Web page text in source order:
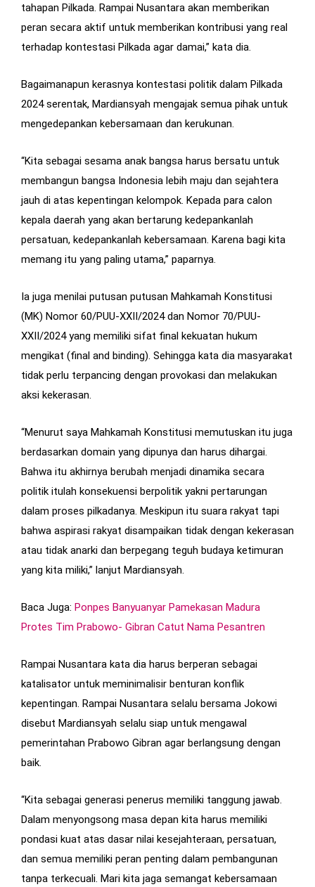
tahapan Pilkada. Rampai Nusantara akan memberikan
peran secara aktif untuk memberikan kontribusi yang real
terhadap kontestasi Pilkada agar damai,” kata dia.
Bagaimanapun kerasnya kontestasi politik dalam Pilkada
2024 serentak, Mardiansyah mengajak semua pihak untuk
mengedepankan kebersamaan dan kerukunan.
“Kita sebagai sesama anak bangsa harus bersatu untuk
membangun bangsa Indonesia lebih maju dan sejahtera
jauh di atas kepentingan kelompok. Kepada para calon
kepala daerah yang akan bertarung kedepankanlah
persatuan, kedepankanlah kebersamaan. Karena bagi kita
memang itu yang paling utama,” paparnya.
Ia juga menilai putusan putusan Mahkamah Konstitusi
(MK) Nomor 60/PUU-XXII/2024 dan Nomor 70/PUU-
XXII/2024 yang memiliki sifat final kekuatan hukum
mengikat (final and binding). Sehingga kata dia masyarakat
tidak perlu terpancing dengan provokasi dan melakukan
aksi kekerasan.
“Menurut saya Mahkamah Konstitusi memutuskan itu juga
berdasarkan domain yang dipunya dan harus dihargai.
Bahwa itu akhirnya berubah menjadi dinamika secara
politik itulah konsekuensi berpolitik yakni pertarungan
dalam proses pilkadanya. Meskipun itu suara rakyat tapi
bahwa aspirasi rakyat disampaikan tidak dengan kekerasan
atau tidak anarki dan berpegang teguh budaya ketimuran
yang kita miliki,” lanjut Mardiansyah.
Baca Juga: Ponpes Banyuanyar Pamekasan Madura
Protes Tim Prabowo- Gibran Catut Nama Pesantren
Rampai Nusantara kata dia harus berperan sebagai
katalisator untuk meminimalisir benturan konflik
kepentingan. Rampai Nusantara selalu bersama Jokowi
disebut Mardiansyah selalu siap untuk mengawal
pemerintahan Prabowo Gibran agar berlangsung dengan
baik.
“Kita sebagai generasi penerus memiliki tanggung jawab.
Dalam menyongsong masa depan kita harus memiliki
pondasi kuat atas dasar nilai kesejahteraan, persatuan,
dan semua memiliki peran penting dalam pembangunan
tanpa terkecuali. Mari kita jaga semangat kebersamaan